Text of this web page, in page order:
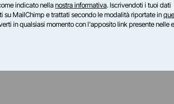
indicato nellanostra informativa. Iscrivendoti i tuoi dati
su MailChimp e trattati secondo le modalità riportate in
in qualsiasi momento con l'apposito link presente nelle